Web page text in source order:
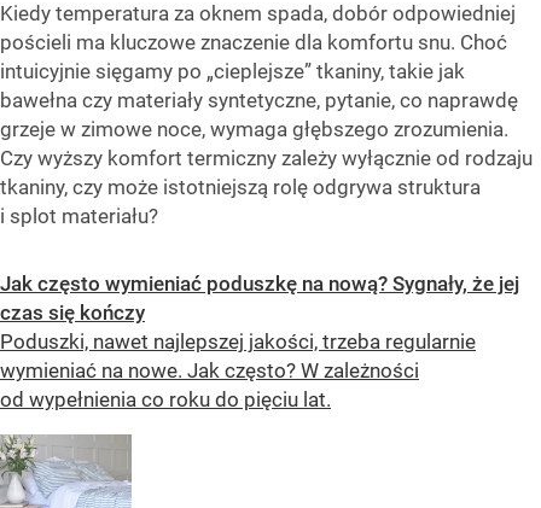
Kiedy temperatura za oknem spada, dobór odpowiedniej
pościeli ma kluczowe znaczenie dla komfortu snu. Choć
intuicyjnie sięgamy po „cieplejsze” tkaniny, takie jak
bawełna czy materiały syntetyczne, pytanie, co naprawdę
grzeje w zimowe noce, wymaga głębszego zrozumienia.
Czy wyższy komfort termiczny zależy wyłącznie od rodzaju
tkaniny, czy może istotniejszą rolę odgrywa struktura
i splot materiału?
Jak często wymieniać poduszkę na nową? Sygnały, że jej
czas się kończy
Poduszki, nawet najlepszej jakości, trzeba regularnie
wymieniać na nowe. Jak często? W zależności
od wypełnienia co roku do pięciu lat.